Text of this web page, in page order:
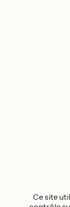
Accueil Vélo
cyclistes en
Je
Recevez le
boîte mail
Mon adresse
Conditions
Ce site